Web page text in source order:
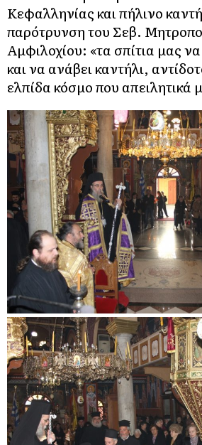
Κεφαλληνίας και πήλινο
παρότρυνση του Σεβ.
Αμφιλοχίου: «τα σπίτια μας
και να ανάβει καντήλι,
ελπίδα κόσμο που απειλητικά